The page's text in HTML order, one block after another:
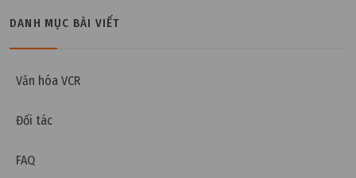
DANH MỤC BÀI VIẾT
Văn hóa VCR
Đối tác
FAQ